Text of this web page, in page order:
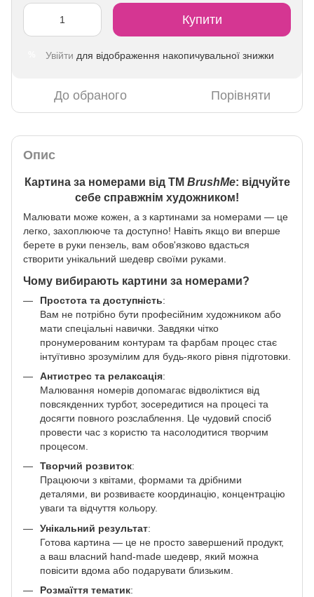
Купити
Увійти для відображення накопичувальної знижки
До обраного Порівняти
Опис
Картина за номерами від ТМ BrushMe: відчуйте
себе справжнім художником!
Малювати може кожен, а з картинами за номерами — це
легко, захоплююче та доступно! Навіть якщо ви вперше
берете в руки пензель, вам обов'язково вдасться
створити унікальний шедевр своїми руками.
Чому вибирають картини за номерами?
Простота та доступність:
Вам не потрібно бути професійним художником або
мати спеціальні навички. Завдяки чітко
пронумерованим контурам та фарбам процес стає
інтуїтивно зрозумілим для будь-якого рівня підготовки.
Антистрес та релаксація:
Малювання номерів допомагає відволіктися від
повсякденних турбот, зосередитися на процесі та
досягти повного розслаблення. Це чудовий спосіб
провести час з користю та насолодитися творчим
процесом.
Творчий розвиток:
Працюючи з квітами, формами та дрібними
деталями, ви розвиваєте координацію, концентрацію
уваги та відчуття кольору.
Унікальний результат:
Готова картина — це не просто завершений продукт,
а ваш власний hand-made шедевр, який можна
повісити вдома або подарувати близьким.
Розмаїття тематик: